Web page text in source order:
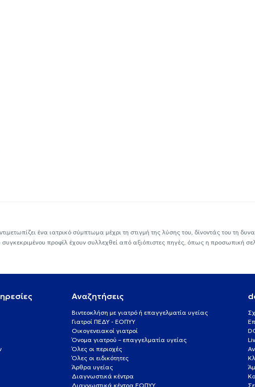
ένα ιατρικό σύμπτωμα μέχρι τη στιγμή της λύσης του, δίνοντάς του τη
προφίλ έχουν συλλεχθεί από αξιόπιστες πηγές, όπως η προσωπική
Αναζητήσεις
Βιντεοκλήση με γιατρό ή επαγγελματία υγείας
Γιατροί ΠΕΔΥ - ΕΟΠΥΥ
Οικογενειακοί γιατροί
Όνομα γιατρού – επαγγελματία υγείας
Όλες οι περιοχές
Όλες οι ειδικότητες
Άρθρα υγείας
Διαγνωστικά κέντρα
Διαγνωστικά κέντρα ΕΟΠΥΥ